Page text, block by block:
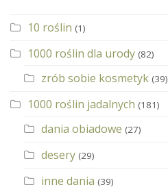
10 roślin (1)
1000 roślin dla urody (82)
zrób sobie kosmetyk (39)
1000 roślin jadalnych (181)
dania obiadowe (27)
desery (29)
inne dania (39)